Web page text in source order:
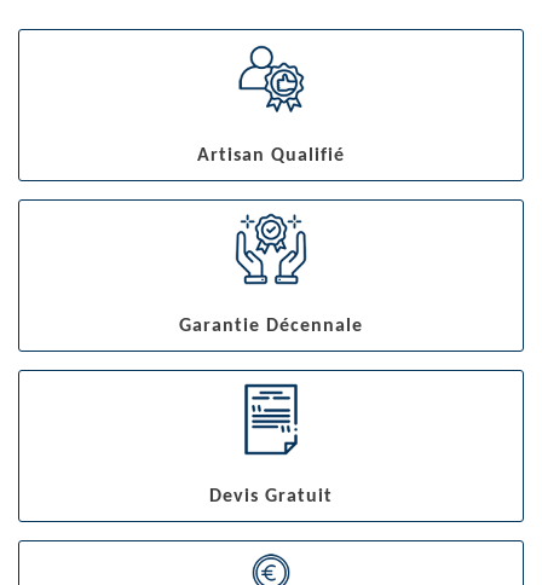
Artisan Qualifié
Garantie Décennale
Devis Gratuit